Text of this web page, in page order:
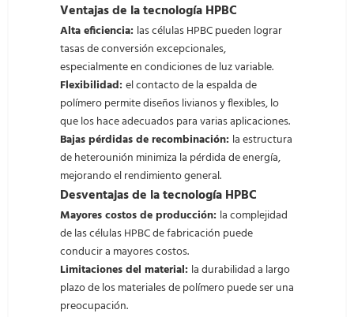
Ventajas de la tecnología HPBC
Alta eficiencia: las células HPBC pueden lograr
tasas de conversión excepcionales,
especialmente en condiciones de luz variable.
Flexibilidad: el contacto de la espalda de
polímero permite diseños livianos y flexibles, lo
que los hace adecuados para varias aplicaciones.
Bajas pérdidas de recombinación: la estructura
de heterounión minimiza la pérdida de energía,
mejorando el rendimiento general.
Desventajas de la tecnología HPBC
Mayores costos de producción: la complejidad
de las células HPBC de fabricación puede
conducir a mayores costos.
Limitaciones del material: la durabilidad a largo
plazo de los materiales de polímero puede ser una
preocupación.